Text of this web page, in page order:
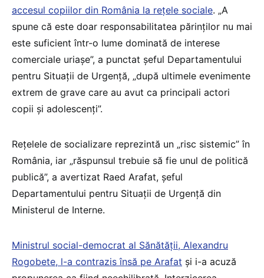
accesul copiilor din România la rețele sociale. „A
spune că este doar responsabilitatea părinților nu mai
este suficient într-o lume dominată de interese
comerciale uriașe”, a punctat șeful Departamentului
pentru Situații de Urgență, „după ultimele evenimente
extrem de grave care au avut ca principali actori
copii și adolescenți”.
Rețelele de socializare reprezintă un „risc sistemic” în
România, iar „răspunsul trebuie să fie unul de politică
publică”, a avertizat Raed Arafat, șeful
Departamentului pentru Situații de Urgență din
Ministerul de Interne.
Ministrul social-democrat al Sănătății, Alexandru
Rogobete, l-a contrazis însă pe Arafat și i-a acuză